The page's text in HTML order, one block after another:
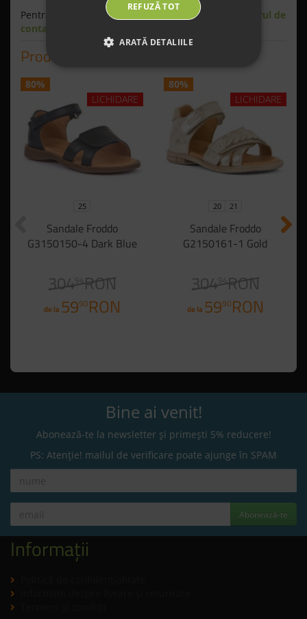
Pentru informaţii suplimentare scrie-ne pe
formularul de
contact
Produse similare
80%
LICHIDARE
25
Sandale Froddo
G3150150-4 Dark Blue
304 94RON
de la 5990RON
80%
LICHIDARE
20 21
Sandale Froddo
G2150161-1 Gold
304 94RON
de la 5990RON
Bine ai venit!
Abonează-te la newsletter și primești 5% reducere!
PS: Atenție! mailul de verificare poate ajunge în SPAM
Abonează-te
Informații
REFUZĂ TOT
ARATĂ DETALIILE